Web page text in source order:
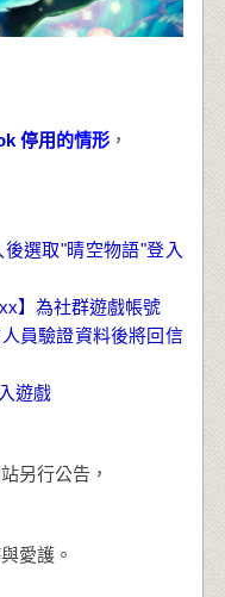
停用的情形 ，
選取"晴空物語"登入
】為社群遊戲帳號
員驗證資料後將回信
遊戲
另行公告，
愛護。